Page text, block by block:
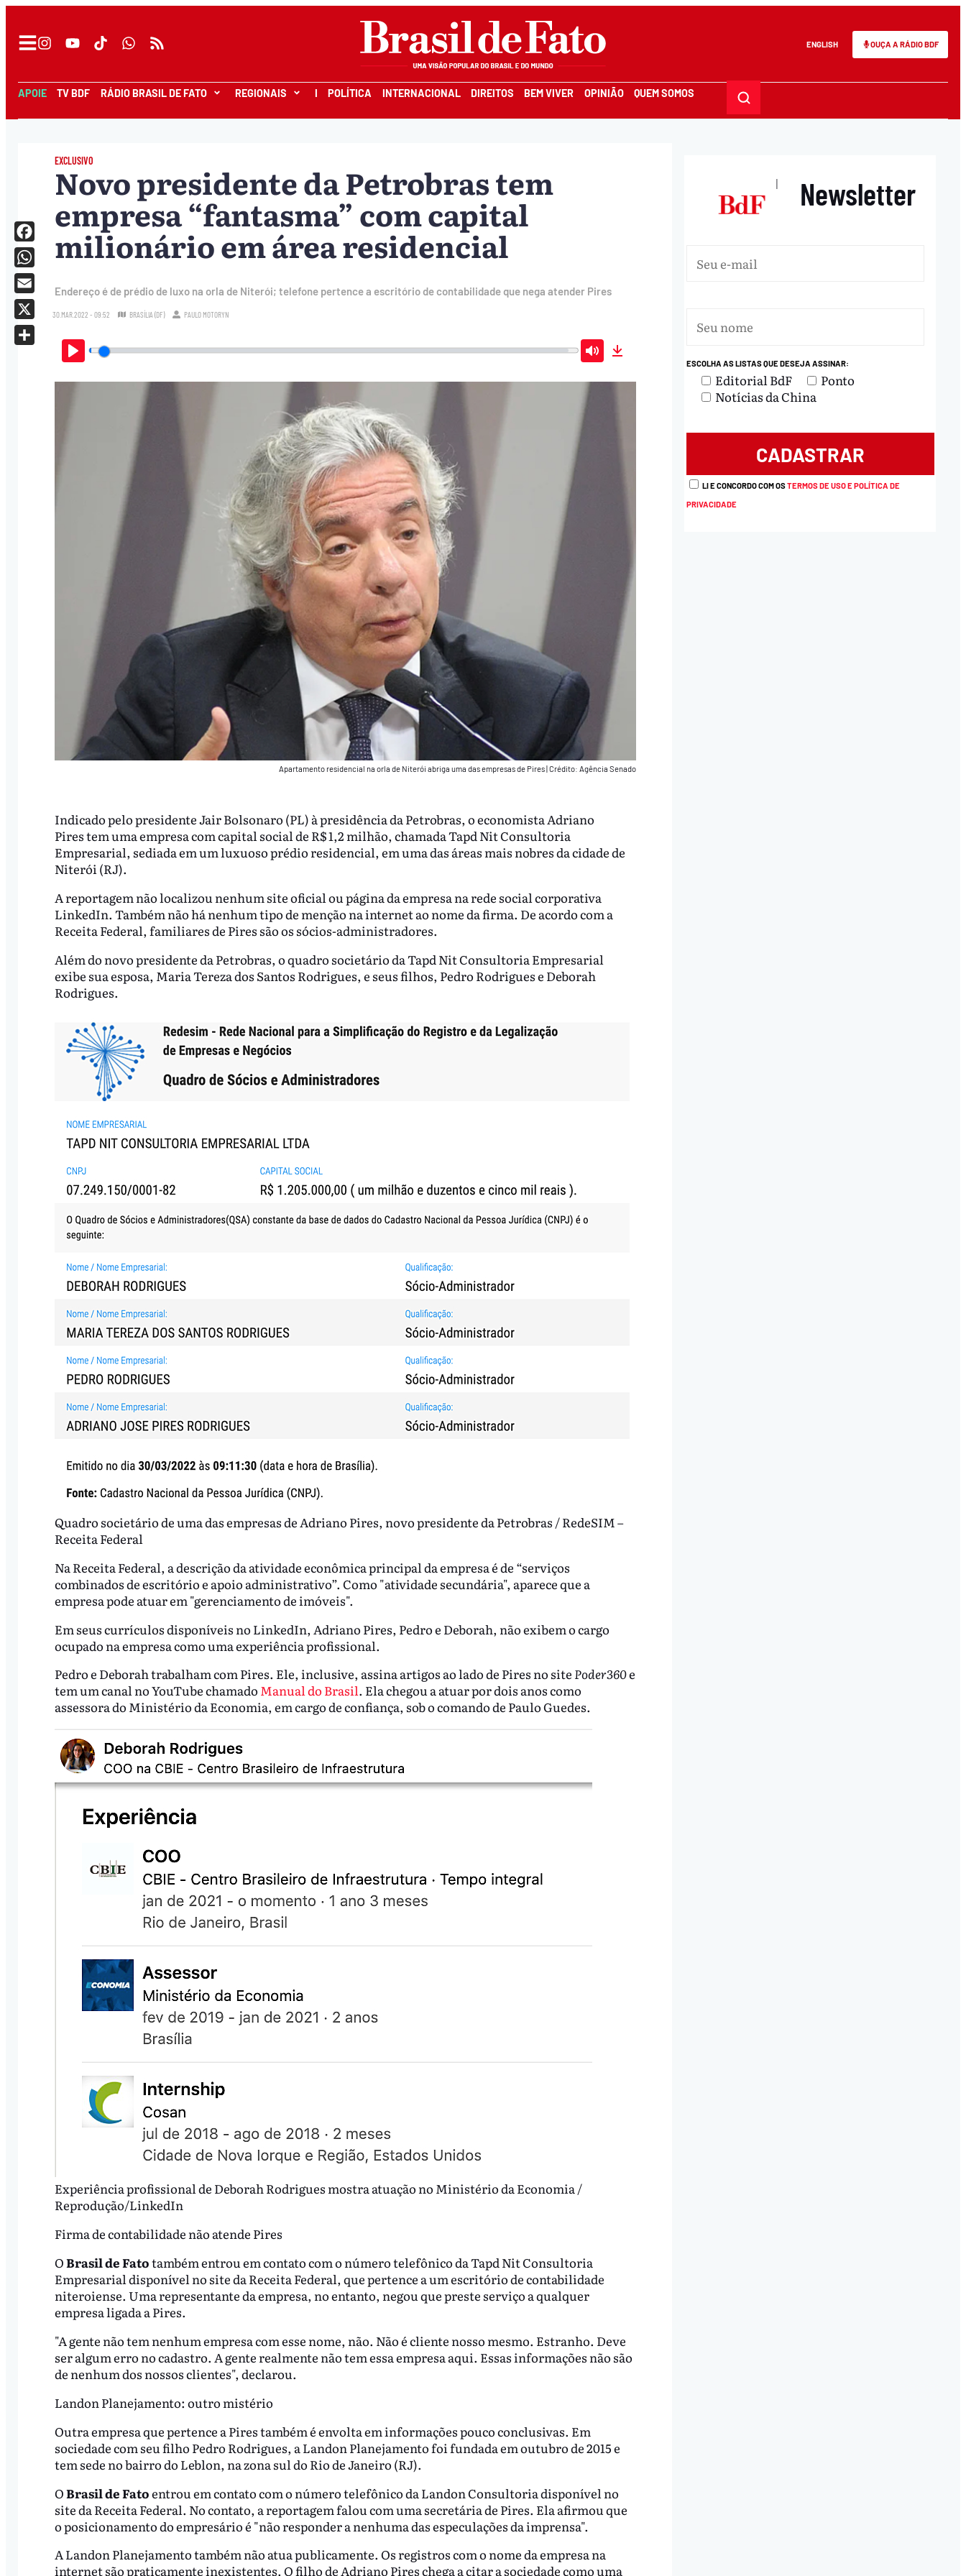
ENGLISH OUÇA A RÁDIO BDF
APOIE TV BDF RÁDIO BRASIL DE FATO REGIONAIS I POLÍTICA INTERNACIONAL DIREITOS BEM VIVER OPINIÃO QUEM SOMOS
EXCLUSIVO
Novo presidente da Petrobras tem
empresa “fantasma” com capital
milionário em área residencial
Endereço é de prédio de luxo na orla de Niterói; telefone pertence a escritório de contabilidade que nega atender Pires
30.MAR.2022 - 09:52 BRASÍLIA (DF) PAULO MOTORYN
Play Mute
Apartamento residencial na orla de Niterói abriga uma das empresas de Pires|Crédito: Agência Senado
Indicado pelo presidente Jair Bolsonaro (PL) à presidência da Petrobras, o economista Adriano
Pires tem uma empresa com capital social de R$ 1,2 milhão, chamada Tapd Nit Consultoria
Empresarial, sediada em um luxuoso prédio residencial, em uma das áreas mais nobres da cidade de
Niterói (RJ).
A reportagem não localizou nenhum site oficial ou página da empresa na rede social corporativa
LinkedIn. Também não há nenhum tipo de menção na internet ao nome da firma. De acordo com a
Receita Federal, familiares de Pires são os sócios-administradores.
Além do novo presidente da Petrobras, o quadro societário da Tapd Nit Consultoria Empresarial
exibe sua esposa, Maria Tereza dos Santos Rodrigues, e seus filhos, Pedro Rodrigues e Deborah
Rodrigues.
Quadro societário de uma das empresas de Adriano Pires, novo presidente da Petrobras / RedeSIM –
Receita Federal
Na Receita Federal, a descrição da atividade econômica principal da empresa é de “serviços
combinados de escritório e apoio administrativo”. Como "atividade secundária", aparece que a
empresa pode atuar em "gerenciamento de imóveis".
Em seus currículos disponíveis no LinkedIn, Adriano Pires, Pedro e Deborah, não exibem o cargo
ocupado na empresa como uma experiência profissional.
Pedro e Deborah trabalham com Pires. Ele, inclusive, assina artigos ao lado de Pires no site Poder360e
tem um canal no YouTube chamado Manual do Brasil. Ela chegou a atuar por dois anos como
assessora do Ministério da Economia, em cargo de confiança, sob o comando de Paulo Guedes.
Experiência profissional de Deborah Rodrigues mostra atuação no Ministério da Economia /
Reprodução/LinkedIn
Firma de contabilidade não atende Pires
OBrasil de Fatotambém entrou em contato com o número telefônico da Tapd Nit Consultoria
Empresarial disponível no site da Receita Federal, que pertence a um escritório de contabilidade
niteroiense. Uma representante da empresa, no entanto, negou que preste serviço a qualquer
empresa ligada a Pires.
"A gente não tem nenhum empresa com esse nome, não. Não é cliente nosso mesmo. Estranho. Deve
ser algum erro no cadastro. A gente realmente não tem essa empresa aqui. Essas informações não são
de nenhum dos nossos clientes", declarou.
Landon Planejamento: outro mistério
Outra empresa que pertence a Pires também é envolta em informações pouco conclusivas. Em
sociedade com seu filho Pedro Rodrigues, a Landon Planejamento foi fundada em outubro de 2015 e
tem sede no bairro do Leblon, na zona sul do Rio de Janeiro (RJ).
OBrasil de Fatoentrou em contato com o número telefônico da Landon Consultoria disponível no
site da Receita Federal. No contato, a reportagem falou com uma secretária de Pires. Ela afirmou que
o posicionamento do empresário é "não responder a nenhuma das especulações da imprensa".
A Landon Planejamento também não atua publicamente. Os registros com o nome da empresa na
internet são praticamente inexistentes. O filho de Adriano Pires chega a citar a sociedade como uma
Facebook
WhatsApp
Email
X
| Newsletter
ESCOLHA AS LISTAS QUE DESEJA ASSINAR:
Editorial BdF
Ponto
Notícias da China
LI E CONCORDO COM OSTERMOS DE USO E POLÍTICA DE
PRIVACIDADE